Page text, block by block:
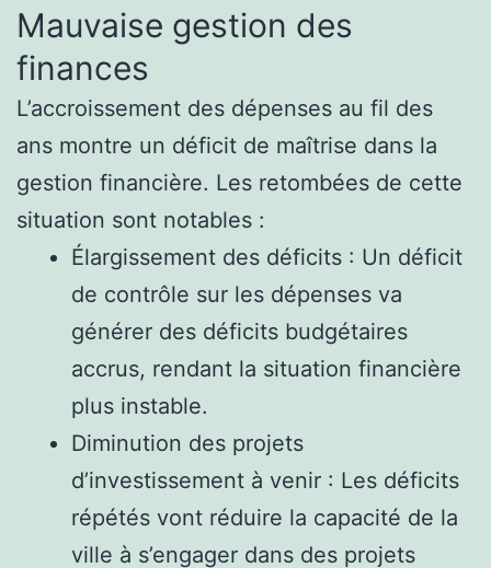
Mauvaise gestion des
finances
L’accroissement des dépenses au fil des
ans montre un déficit de maîtrise dans la
gestion financière. Les retombées de cette
situation sont notables :
Élargissement des déficits : Un déficit
de contrôle sur les dépenses va
générer des déficits budgétaires
accrus, rendant la situation financière
plus instable.
Diminution des projets
d’investissement à venir : Les déficits
répétés vont réduire la capacité de la
ville à s’engager dans des projets